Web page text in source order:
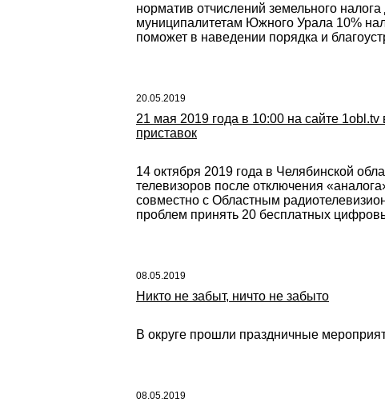
норматив отчислений земельного
муниципалитетам Южного Урала 10%
поможет в наведении порядка и
20.05.2019
21 мая 2019 года в 10:00 на сайте
приставок
14 октября 2019 года в Челябинской
телевизоров после отключения
совместно с Областным
проблем принять 20 бесплатных
08.05.2019
Никто не забыт, ничто не забыто
В округе прошли праздничные
08.05.2019